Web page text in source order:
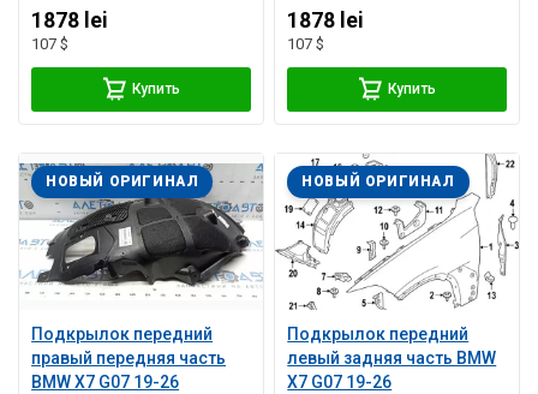
1878 lei
107 $
Купить
1878 lei
107 $
Купить
Подкрылок передний
правый передняя часть
BMW X7 G07 19-26
НОВЫЙ ОРИГИНАЛ
Подкрылок передний
левый задняя часть BMW
X7 G07 19-26
НОВЫЙ ОРИГИНАЛ